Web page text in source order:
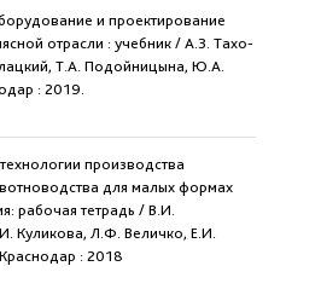
и проектирование
отрасли : учебник / А.З. Тахо-
Т.А. Подойницына, Ю.А.
: 2019.
производства
для малых формах
рабочая тетрадь / В.И.
Куликова, Л.Ф. Величко, Е.И.
: 2018